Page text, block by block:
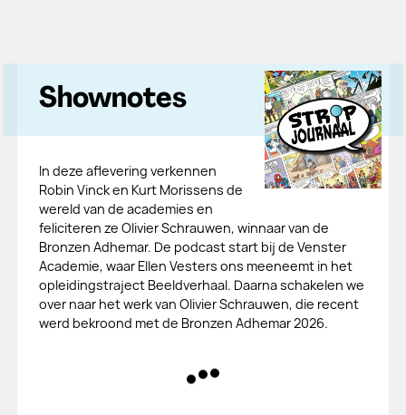
Shownotes
In deze aflevering verkennen
Robin Vinck en Kurt Morissens de
wereld van de academies en
feliciteren ze Olivier Schrauwen, winnaar van de
Bronzen Adhemar. De podcast start bij de Venster
Academie, waar Ellen Vesters ons meeneemt in het
opleidingstraject Beeldverhaal. Daarna schakelen we
over naar het werk van Olivier Schrauwen, die recent
werd bekroond met de Bronzen Adhemar 2026.